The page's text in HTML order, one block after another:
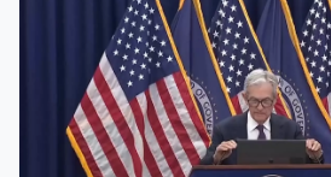
莫斯廷在坎培拉戰爭紀念館檢閱現
在上空飛過。 1915年4月25日屬協
士兵登陸土耳其加里波利，戰事失
萬名士兵陣亡。